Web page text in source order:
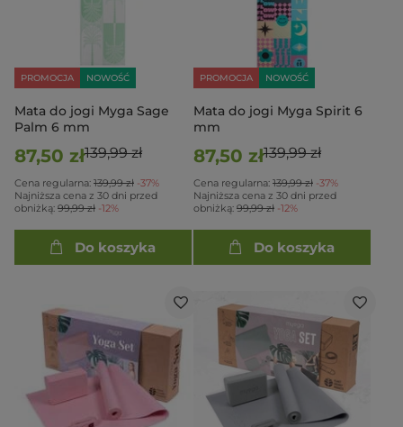
PROMOCJA NOWOŚĆ
Mata do jogi Myga Sage
Palm 6 mm
87,50 zł139,99 zł
Cena regularna: 139,99 zł -37%
Najniższa cena z 30 dni przed
obniżką: 99,99 zł -12%
Do koszyka
PROMOCJA NOWOŚĆ
Mata do jogi Myga Spirit 6
mm
87,50 zł139,99 zł
Cena regularna: 139,99 zł -37%
Najniższa cena z 30 dni przed
obniżką: 99,99 zł -12%
Do koszyka